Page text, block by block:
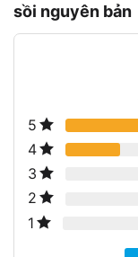
sồi nguyên bản
5
4
3
2
1